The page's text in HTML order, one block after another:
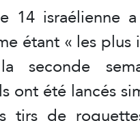
14 israélienne
étant « les plus
seconde
ont été lancés